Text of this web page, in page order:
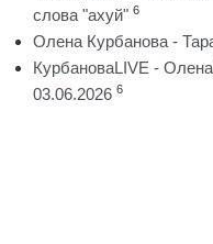
слова "ахуй" 6
Олена Курбанова -
КурбановаLIVE -
03.06.2026 6